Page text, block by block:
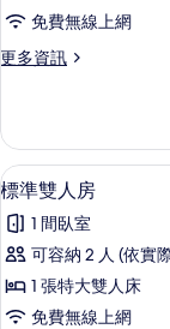
房
的
有
相
片
免費無線上網
更多資訊
更
房
屋
的
情
顯
示
標
準
雙
7
標準雙人房
1 間臥室
可容納 2 人 (依實
1 張特大雙人床
免費無線上網